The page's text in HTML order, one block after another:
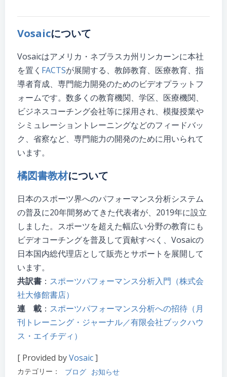
Vosaicについて
Vosaicはアメリカ・ネブラスカ州リンカーンに本社
を置く FACTSが展開する、教師教育、医療教育、指
導者育成、専門能力開発のためのビデオプラットフ
ォームです。数多くの教育機関、学区、医療機関、
ビジネスコーチング会社等に採用され、模擬授業や
シミュレーショントレーニングなどのフィードバッ
ク、省察など、専門能力の開発のために用いられて
います。
橘図書教材について
日本のスポーツ界へのパフォーマンス分析システム
の普及に20年間努めてきた代表者が、2019年に設立
しました。スポーツを超えた幅広い分野の教育にも
ビデオコーチングを普及して貢献すべく、Vosaicの
日本国内総代理店として販売とサポートを展開して
います。
共訳書 ： スポーツパフォーマンス分析入門（株式会
社大修館書店）
連 載 ： スポーツパフォーマンス分析への招待（月
刊トレーニング・ジャーナル／有限会社ブックハウ
ス・エイチディ）
[ Provided byVosaic]
カテゴリー： ブログ お知らせ